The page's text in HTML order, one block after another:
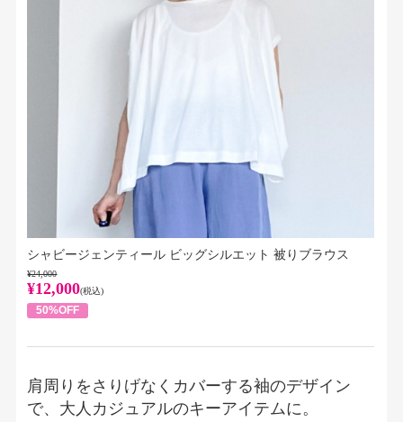
シャビージェンティール ビッグシルエット 被りブラウス
¥24,000
¥12,000(税込)
50%OFF
肩周りをさりげなくカバーする袖のデザイン
で、大人カジュアルのキーアイテムに。